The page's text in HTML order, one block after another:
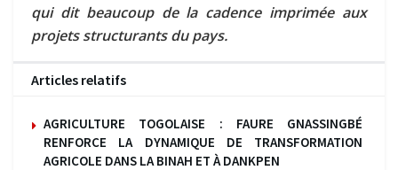
qui dit beaucoup de la cadence imprimée aux
projets structurants du pays.
Articles relatifs
AGRICULTURE TOGOLAISE : FAURE GNASSINGBÉ
RENFORCE LA DYNAMIQUE DE TRANSFORMATION
AGRICOLE DANS LA BINAH ET À DANKPEN